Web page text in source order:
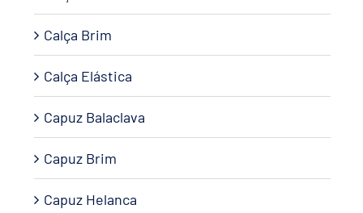
Calça Brim
Calça Elástica
Capuz Balaclava
Capuz Brim
Capuz Helanca